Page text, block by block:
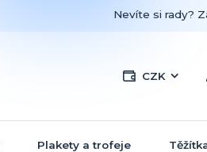
CZK
Nevíte si rady?
Plakety a trofeje